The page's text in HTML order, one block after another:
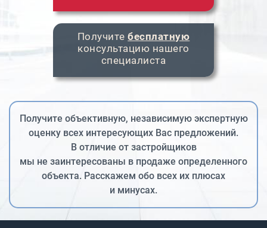
Получитeбесплатную
консультацию нашего
специалиста
Получите объективную, независимую экспертную
оценку всех интересующих Вас предложений.
В отличие от застройщиков
мы не заинтересованы в продаже определенного
объекта. Расскажем обо всех их плюсах
и минусах.